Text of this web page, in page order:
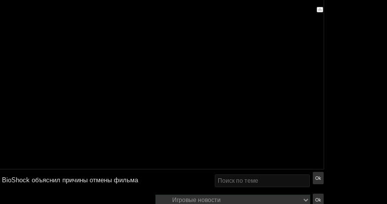
BioShock объяснил причины отмены фильма